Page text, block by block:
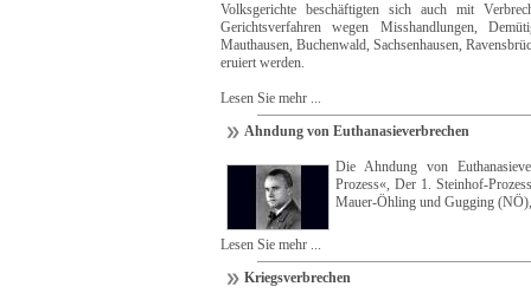
Volksgerichte beschäftigten sich auch mit
Gerichtsverfahren wegen Misshandlungen,
Mauthausen, Buchenwald, Sachsenhausen,
eruiert werden.
Lesen Sie mehr ...
Ahndung von Euthanasieverbrechen
Die Ahndung von
Prozess«, Der 1. Steinhof-
Mauer-Öhling und Gugging
Lesen Sie mehr ...
Kriegsverbrechen